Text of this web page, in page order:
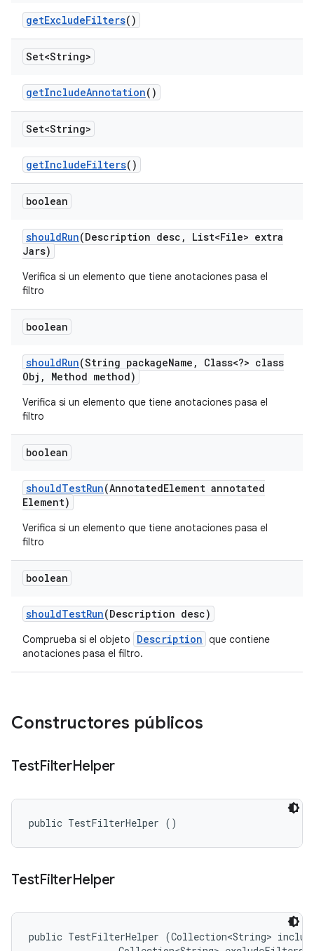
getExcludeFilters()
Set<String>
getIncludeAnnotation()
Set<String>
getIncludeFilters()
boolean
shouldRun(Description desc ,
List<File> extra
Jars)
Verifica si un elemento que tiene anotaciones pasa el
filtro
boolean
shouldRun(String packageName ,
Class<?> class
Obj , Method method)
Verifica si un elemento que tiene anotaciones pasa el
filtro
boolean
shouldTestRun(AnnotatedElement annotated
Element)
Verifica si un elemento que tiene anotaciones pasa el
filtro
boolean
shouldTestRun(Description desc)
Comprueba si el objeto Description que contiene
anotaciones pasa el filtro.
Constructores públicos
TestFilterHelper
public TestFilterHelper ()
TestFilterHelper
public TestFilterHelper (Collection<String>